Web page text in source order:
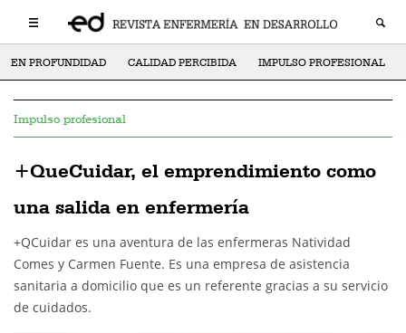
EN PROFUNDIDAD CALIDAD PERCIBIDA IMPULSO PROFESIONAL
Impulso profesional
+QueCuidar, el emprendimiento como
una salida en enfermería
+QCuidar es una aventura de las enfermeras Natividad
Comes y Carmen Fuente. Es una empresa de asistencia
sanitaria a domicilio que es un referente gracias a su servicio
de cuidados.